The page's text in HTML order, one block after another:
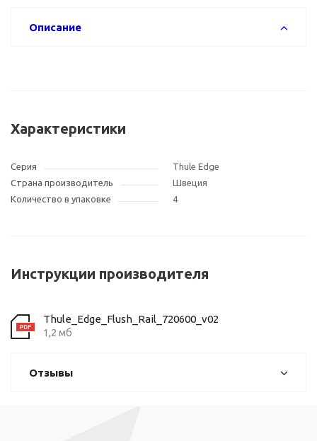
Описание
Характеристики
Серия
Thule Edge
Страна производитель
Швеция
Количество в упаковке
4
Инструкции производителя
Thule_Edge_Flush_Rail_720600_v02
1,2 мб
Отзывы